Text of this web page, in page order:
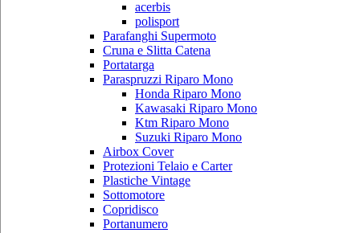
acerbis
polisport
Parafanghi Supermoto
Cruna e Slitta Catena
Portatarga
Paraspruzzi Riparo Mono
Honda Riparo Mono
Kawasaki Riparo Mono
Ktm Riparo Mono
Suzuki Riparo Mono
Airbox Cover
Protezioni Telaio e Carter
Plastiche Vintage
Sottomotore
Copridisco
Portanumero